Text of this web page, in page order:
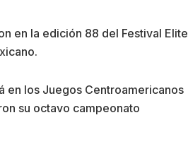
en la edición 88 del Festival Elite
en los Juegos Centroamericanos
su octavo campeonato